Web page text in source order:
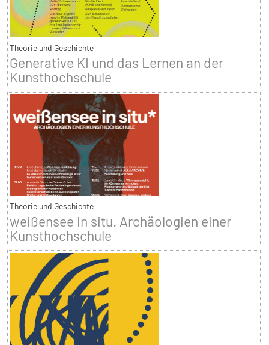
Theorie und Geschichte
Generative KI und das Lernen an der
Kunsthochschule
Theorie und Geschichte
weißensee in situ. Archäologien einer
Kunsthochschule